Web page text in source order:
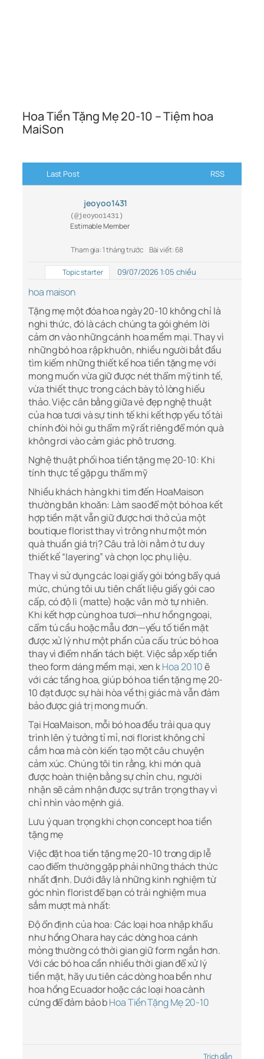
Hoa Tiền Tặng Mẹ 20-10 – Tiệm hoa
MaiSon
Last Post RSS
jeoyoo1431
(@jeoyoo1431)
Estimable Member
Tham gia: 1 tháng trước Bài viết: 68
Topic starter 09/07/2026 1:05 chiều
hoa maison
Tặng mẹ một đóa hoa ngày 20-10 không chỉ là
nghi thức, đó là cách chúng ta gói ghém lời
cảm ơn vào những cánh hoa mềm mại. Thay vì
những bó hoa rập khuôn, nhiều người bắt đầu
tìm kiếm những thiết kế hoa tiền tặng mẹ với
mong muốn vừa giữ được nét thẩm mỹ tinh tế,
vừa thiết thực trong cách bày tỏ lòng hiếu
thảo. Việc cân bằng giữa vẻ đẹp nghệ thuật
của hoa tươi và sự tinh tế khi kết hợp yếu tố tài
chính đòi hỏi gu thẩm mỹ rất riêng để món quà
không rơi vào cảm giác phô trương.
Nghệ thuật phối hoa tiền tặng mẹ 20-10: Khi
tính thực tế gặp gu thẩm mỹ
Nhiều khách hàng khi tìm đến HoaMaison
thường băn khoăn: Làm sao để một bó hoa kết
hợp tiền mặt vẫn giữ được hơi thở của một
boutique florist thay vì trông như một món
quà thuần giá trị? Câu trả lời nằm ở tư duy
thiết kế “layering” và chọn lọc phụ liệu.
Thay vì sử dụng các loại giấy gói bóng bẩy quá
mức, chúng tôi ưu tiên chất liệu giấy gói cao
cấp, có độ lì (matte) hoặc vân mờ tự nhiên.
Khi kết hợp cùng hoa tươi—như hồng ngoại,
cẩm tú cầu hoặc mẫu đơn—yếu tố tiền mặt
được xử lý như một phần của cấu trúc bó hoa
thay vì điểm nhấn tách biệt. Việc sắp xếp tiền
theo form dáng mềm mại, xen kHoa 20 10ẽ
với các tầng hoa, giúp bó hoa tiền tặng mẹ 20-
10 đạt được sự hài hòa về thị giác mà vẫn đảm
bảo được giá trị mong muốn.
Tại HoaMaison, mỗi bó hoa đều trải qua quy
trình lên ý tưởng tỉ mỉ, nơi florist không chỉ
cắm hoa mà còn kiến tạo một câu chuyện
cảm xúc. Chúng tôi tin rằng, khi món quà
được hoàn thiện bằng sự chỉn chu, người
nhận sẽ cảm nhận được sự trân trọng thay vì
chỉ nhìn vào mệnh giá.
Lưu ý quan trọng khi chọn concept hoa tiền
tặng mẹ
Việc đặt hoa tiền tặng mẹ 20-10 trong dịp lễ
cao điểm thường gặp phải những thách thức
nhất định. Dưới đây là những kinh nghiệm từ
góc nhìn florist để bạn có trải nghiệm mua
sắm mượt mà nhất:
Độ ổn định của hoa: Các loại hoa nhập khẩu
như hồng Ohara hay các dòng hoa cánh
mỏng thường có thời gian giữ form ngắn hơn.
Với các bó hoa cần nhiều thời gian để xử lý
tiền mặt, hãy ưu tiên các dòng hoa bền như
hoa hồng Ecuador hoặc các loại hoa cành
cứng để đảm bảo bHoa Tiền Tặng Mẹ 20-10
Trích dẫn